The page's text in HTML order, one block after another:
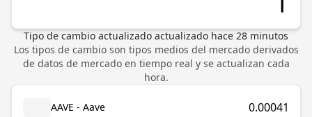
Tipo de cambio actualizado actualizado hace 28 minutos
Los tipos de cambio son tipos medios del mercado derivados
de datos de mercado en tiempo real y se actualizan cada
hora.
AAVE - Aave 0.00041